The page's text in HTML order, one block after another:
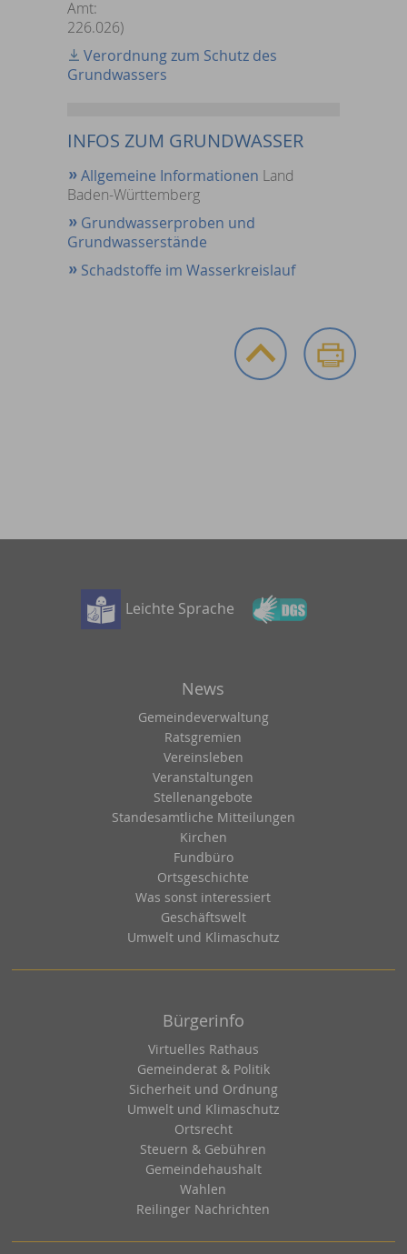
Amt:
226.026)
Verordnung zum Schutz des
Grundwassers
INFOS ZUM GRUNDWASSER
Allgemeine Informationen Land
Baden-Württemberg
Grundwasserproben und
Grundwasserstände
Schadstoffe im Wasserkreislauf
Leichte Sprache
News
Gemeindeverwaltung
Ratsgremien
Vereinsleben
Veranstaltungen
Stellenangebote
Standesamtliche Mitteilungen
Kirchen
Fundbüro
Ortsgeschichte
Was sonst interessiert
Geschäftswelt
Umwelt und Klimaschutz
Bürgerinfo
Virtuelles Rathaus
Gemeinderat & Politik
Sicherheit und Ordnung
Umwelt und Klimaschutz
Ortsrecht
Steuern & Gebühren
Gemeindehaushalt
Wahlen
Reilinger Nachrichten